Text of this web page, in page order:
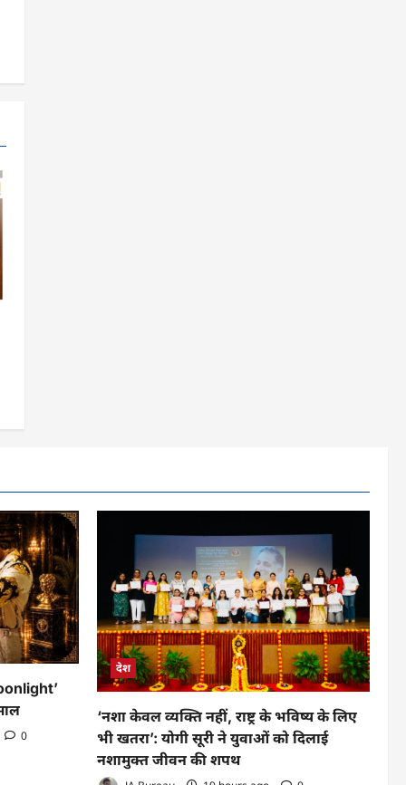
0
देश
‘नशा केवल व्यक्ति नहीं, राष्ट्र के भविष्य के लिए
भी खतरा’: योगी सूरी ने युवाओं को दिलाई
नशामुक्त जीवन की शपथ